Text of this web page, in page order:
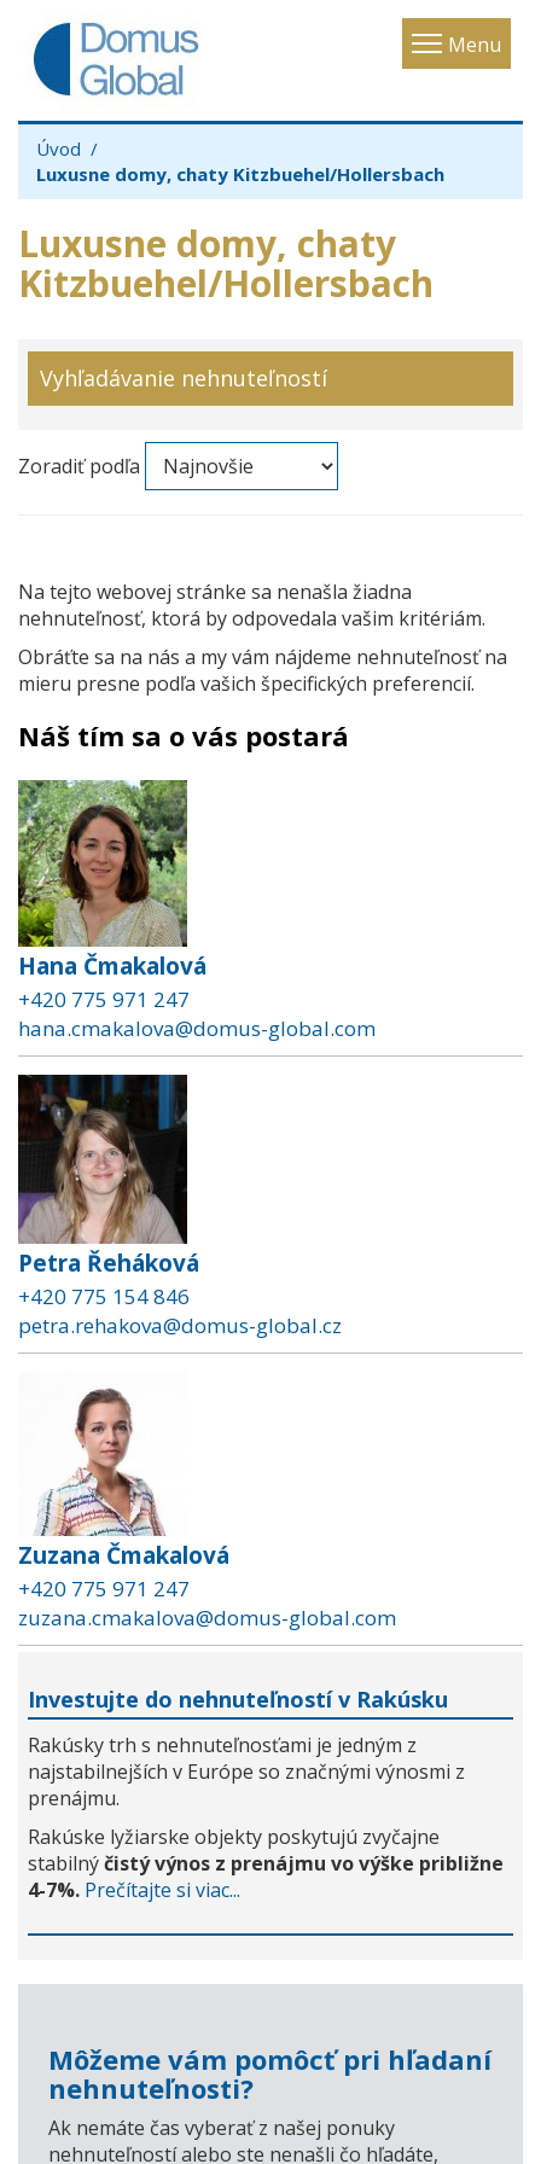
Menu
Toggle
Úvod
Luxusne domy, chaty Kitzbuehel/Hollersbach
Luxusne domy, chaty
Kitzbuehel/Hollersbach
Vyhľadávanie nehnuteľností
Zoradiť podľa
Na tejto webovej stránke sa nenašla žiadna
nehnuteľnosť, ktorá by odpovedala vašim kritériám.
Obráťte sa na nás a my vám nájdeme nehnuteľnosť na
mieru presne podľa vašich špecifických preferencií.
Náš tím sa o vás postará
Hana Čmakalová
+420 775 971 247
hana.cmakalova@domus-global.com
Petra Řeháková
+420 775 154 846
petra.rehakova@domus-global.cz
Zuzana Čmakalová
+420 775 971 247
zuzana.cmakalova@domus-global.com
Investujte do nehnuteľností v Rakúsku
Rakúsky trh s nehnuteľnosťami je jedným z
najstabilnejších v Európe so značnými výnosmi z
prenájmu.
Rakúske lyžiarske objekty poskytujú zvyčajne
stabilnýčistý výnos z prenájmu vo výške približne
4-7%. Prečítajte si viac...
Môžeme vám pomôcť pri hľadaní
nehnuteľnosti?
Ak nemáte čas vyberať z našej ponuky
nehnuteľností alebo ste nenašli čo hľadáte,